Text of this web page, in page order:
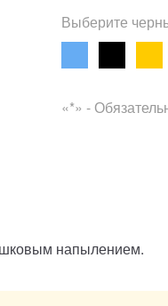
Выберите
«*» -
напылением.